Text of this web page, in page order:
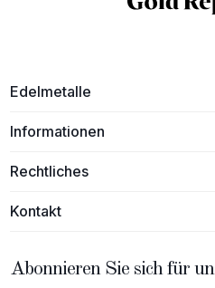
Edelmetalle
Informationen
Rechtliches
Kontakt
Abonnieren Sie sich für